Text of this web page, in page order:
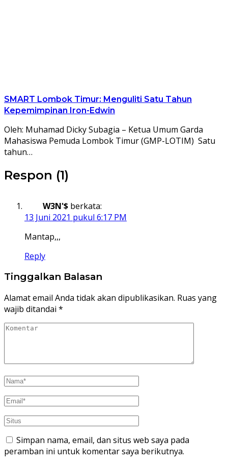
SMART Lombok Timur: Menguliti Satu Tahun
Kepemimpinan Iron-Edwin
Oleh: Muhamad Dicky Subagia – Ketua Umum Garda
Mahasiswa Pemuda Lombok Timur (GMP-LOTIM) Satu
tahun…
Respon (1)
W3N'$ berkata:
13 Juni 2021 pukul 6:17 PM
Mantap,,,
Reply
Tinggalkan Balasan
Alamat email Anda tidak akan dipublikasikan. Ruas yang
wajib ditandai *
Simpan nama, email, dan situs web saya pada
peramban ini untuk komentar saya berikutnya.